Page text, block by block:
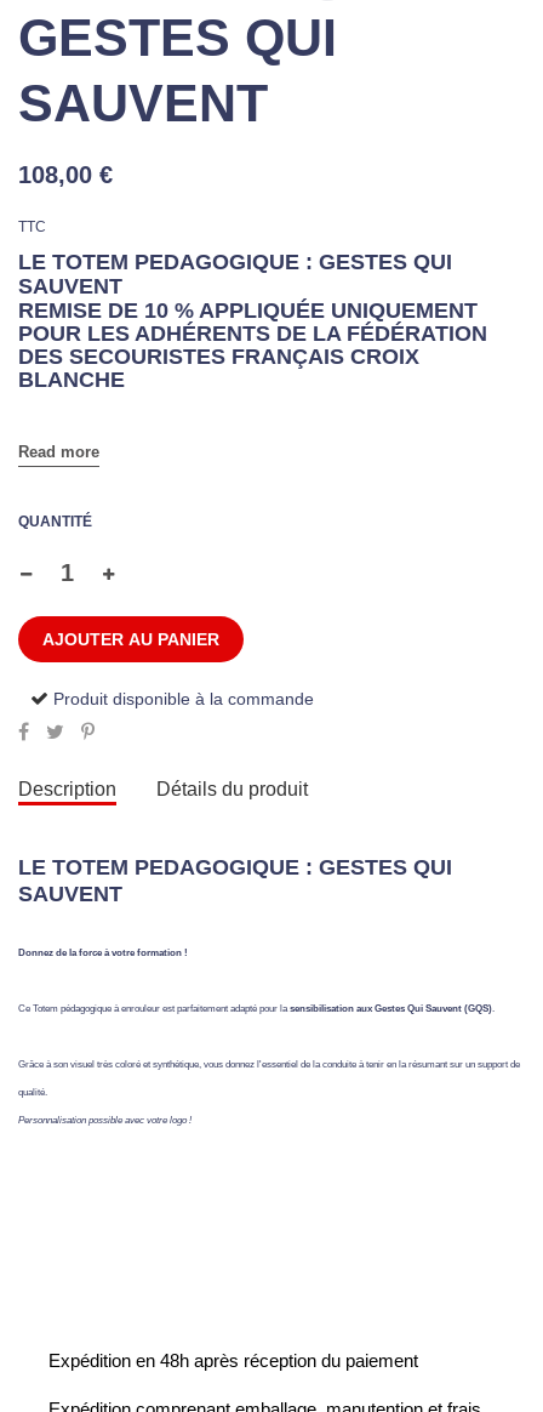
GESTES QUI
SAUVENT
108,00 €
TTC
LE TOTEM PEDAGOGIQUE : GESTES QUI
SAUVENT
REMISE DE 10 % APPLIQUÉE UNIQUEMENT
POUR LES ADHÉRENTS DE LA FÉDÉRATION
DES SECOURISTES FRANÇAIS CROIX
BLANCHE
Read more
QUANTITÉ
AJOUTER AU PANIER
Produit disponible à la commande
Description Détails du produit
LE TOTEM PEDAGOGIQUE : GESTES QUI
SAUVENT
Donnez de la force à votre formation !
Ce Totem pédagogique à enrouleur est parfaitement adapté pour la sensibilisation aux Gestes Qui Sauvent (GQS)
Grâce à son visuel très coloré et synthétique, vous donnez l'essentiel de la conduite à tenir en la résumant sur un support de
qualité.
Personnalisation possible avec votre logo !
Expédition en 48h après réception du paiement